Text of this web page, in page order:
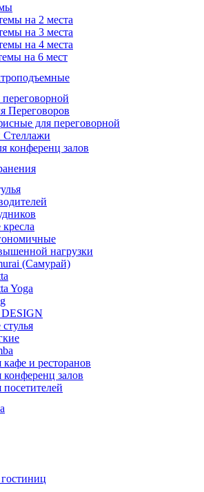
на 2 места
на 3 места
на 4 места
на 6 мест
Переговоров
для переговорной
конференц залов
нагрузки
(Самурай)
Yoga
кафе и ресторанов
конференц залов
посетителей